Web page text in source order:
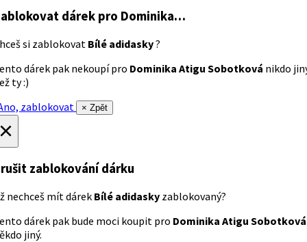
dárek pro Dominika…
si zablokovat Bílé adidasky?
dárek pak nekoupí pro Dominika Atigu Sobotková nikdo
ty :)
zablokovat
× Zpět
zablokování dárku
nechceš mít dárek Bílé adidasky zablokovaný?
dárek pak bude moci koupit pro Dominika Atigu Sobotková
jiný.